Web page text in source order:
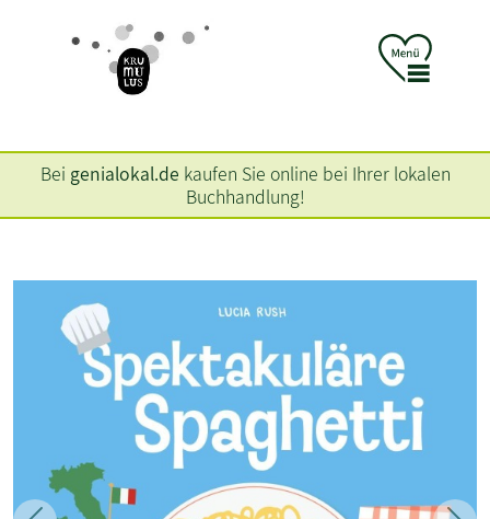
Bei genialokal.de kaufen Sie online bei Ihrer lokalen
Buchhandlung!